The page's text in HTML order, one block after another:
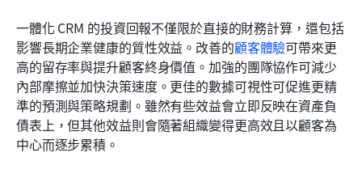
一體化 CRM 的投資回報不僅限於直接的財務計算，還包括
影響長期企業健康的質性效益。改善的顧客體驗可帶來更
高的留存率與提升顧客終身價值。加強的團隊協作可減少
內部摩擦並加快決策速度。更佳的數據可視性可促進更精
準的預測與策略規劃。雖然有些效益會立即反映在資產負
債表上，但其他效益則會隨著組織變得更高效且以顧客為
中心而逐步累積。